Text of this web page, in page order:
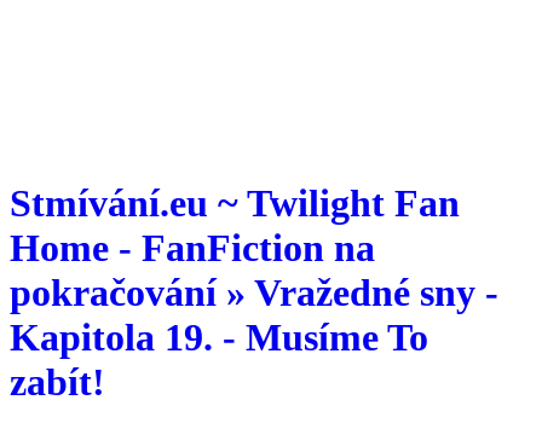
Stmívání.eu ~ Twilight Fan
Home - FanFiction na
pokračování » Vražedné sny -
Kapitola 19. - Musíme To
zabít!